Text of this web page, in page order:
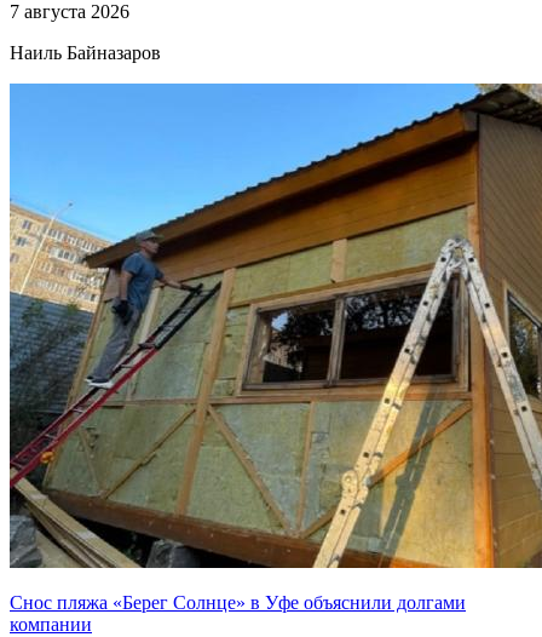
7 августа 2026
Наиль Байназаров
Снос пляжа «Берег Солнце» в Уфе объяснили долгами
компании